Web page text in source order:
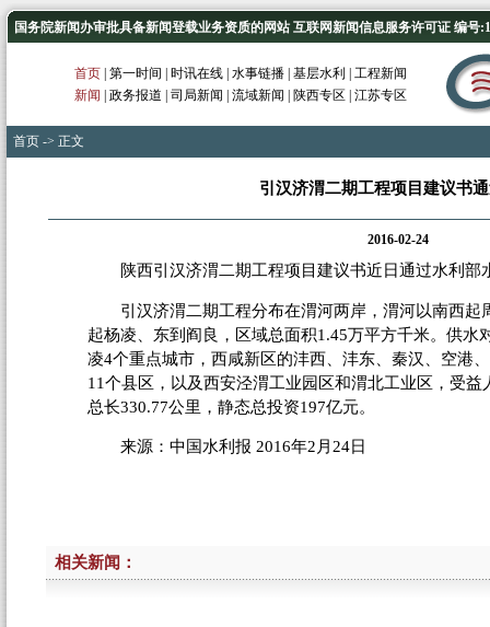
国务院新闻办审批具备新闻登载业务资质的网站 互联网新闻信息服务许可证 编号
首页 第一时间 时讯在线 水事链播 基层水利
工程新闻
新闻
政务报道 司局新闻 流域新闻 陕西专区 江苏专区
首页 -> 正文
引汉济渭二期工程项目建议书
2016-02-24
陕西引汉济渭二期工程项目建议书近日通过水利部
引汉济渭二期工程分布在渭河两岸，渭河以南西起
起杨凌、东到阎良，区域总面积1.45万平方千米。供水
凌4个重点城市，西咸新区的沣西、沣东、秦汉、空港
11个县区，以及西安泾渭工业园区和渭北工业区，受
总长330.77公里，静态总投资197亿元。
来源：中国水利报 2016年2月24日
相关新闻：